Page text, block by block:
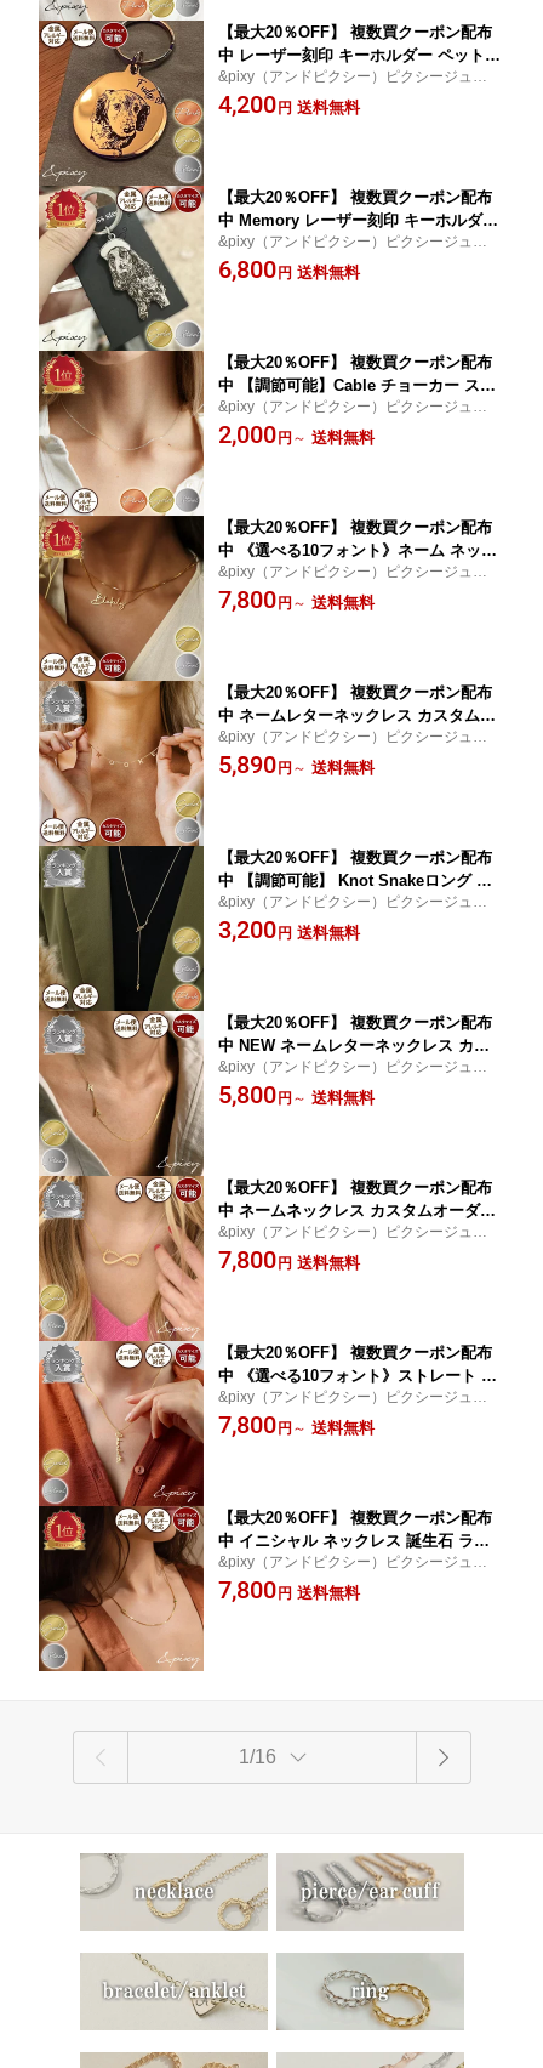
【最大20％OFF】 複数買クーポン配布
中 レーザー刻印 キーホルダー ペット
犬 猫 鳥 動物 子供 家族 写真 お守り コ
イン キーリング 316L サージカルステン
&pixy（アンドピクシー）ピクシージュエリ
ー 高品質ステンレスをベースにしたNewア
クセサリージュエリー│プレゼント│ギフト
4,200 円 送料無料
【最大20％OFF】 複数買クーポン配布
中 Memory レーザー刻印 キーホルダー
ペット 犬 猫 鳥 動物 子供 家族 写真 お
守り キーリング 316L サージカルステン
&pixy（アンドピクシー）ピクシージュエリ
ー 高品質ステンレスをベースにしたNewア
クセサリージュエリー│プレゼント│ギフト
6,800 円 送料無料
【最大20％OFF】 複数買クーポン配布
中 【調節可能】Cable チョーカー スラ
イド チェーン ネックレス 華奢 316L サ
ージカルステンレス アレルギー対応 安
&pixy（アンドピクシー）ピクシージュエリ
ー 高品質ステンレスをベースにしたNewア
クセサリージュエリー│プレゼント│ギフト
2,000 円 ～ 送料無料
【最大20％OFF】 複数買クーポン配布
中 《選べる10フォント》ネーム ネック
レス カスタム イニシャル 316L サージ
カルステンレス 安心 レディース ゴール
&pixy（アンドピクシー）ピクシージュエリ
ー 高品質ステンレスをベースにしたNewア
クセサリージュエリー│プレゼント│ギフト
7,800 円 ～ 送料無料
【最大20％OFF】 複数買クーポン配布
中 ネームレターネックレス カスタムオ
ーダー イニシャル 大文字 アルファベッ
ト ペンダント 316L ステンレス 金属ア
&pixy（アンドピクシー）ピクシージュエリ
ー 高品質ステンレスをベースにしたNewア
クセサリージュエリー│プレゼント│ギフト
5,890 円 ～ 送料無料
【最大20％OFF】 複数買クーポン配布
中 【調節可能】 Knot Snakeロング チ
ェーン ネックレス 65cm スネークチェ
ーン 316L サージカル ステンレス 金属
&pixy（アンドピクシー）ピクシージュエリ
ー 高品質ステンレスをベースにしたNewア
クセサリージュエリー│プレゼント│ギフト
3,200 円 送料無料
【最大20％OFF】 複数買クーポン配布
中 NEW ネームレターネックレス カス
タムオーダー イニシャル 大文字 アルフ
ァベット ペンダント 316L ステンレス
&pixy（アンドピクシー）ピクシージュエリ
ー 高品質ステンレスをベースにしたNewア
クセサリージュエリー│プレゼント│ギフト
5,800 円 ～ 送料無料
【最大20％OFF】 複数買クーポン配布
中 ネームネックレス カスタムオーダー
イニシャル 名前 1人 2人 3人 4人 家族
子供 無限の愛 インフィニティ ステンレ
&pixy（アンドピクシー）ピクシージュエリ
ー 高品質ステンレスをベースにしたNewア
クセサリージュエリー│プレゼント│ギフト
7,800 円 送料無料
【最大20％OFF】 複数買クーポン配布
中 《選べる10フォント》ストレート ネ
ームネックレス カスタムオーダー イニ
シャル 316L サージカルステンレス金属
&pixy（アンドピクシー）ピクシージュエリ
ー 高品質ステンレスをベースにしたNewア
クセサリージュエリー│プレゼント│ギフト
7,800 円 ～ 送料無料
【最大20％OFF】 複数買クーポン配布
中 イニシャル ネックレス 誕生石 ライ
ンストーン ボックスチェーン ベネチア
ン カスタムオーダー アルファベット ス
&pixy（アンドピクシー）ピクシージュエリ
ー 高品質ステンレスをベースにしたNewア
クセサリージュエリー│プレゼント│ギフト
7,800 円 送料無料
1/16